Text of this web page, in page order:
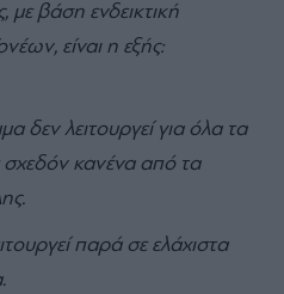
με βάση ενδεικτική
είναι η εξής:
δεν λειτουργεί για όλα τα
σχεδόν κανένα από τα
παρά σε ελάχιστα